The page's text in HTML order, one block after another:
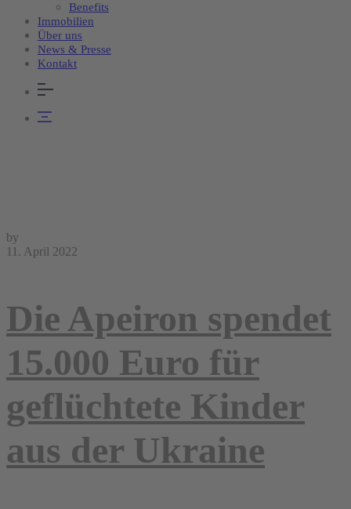
Benefits
Immobilien
Über uns
News & Presse
Kontakt
by
11. April 2022
Die Apeiron spendet
15.000 Euro für
geflüchtete Kinder
aus der Ukraine